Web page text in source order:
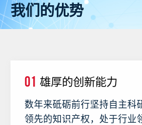
我们的优势
01 雄厚的创新能力
数年来砥砺前行坚持自主科
领先的知识产权，处于行业